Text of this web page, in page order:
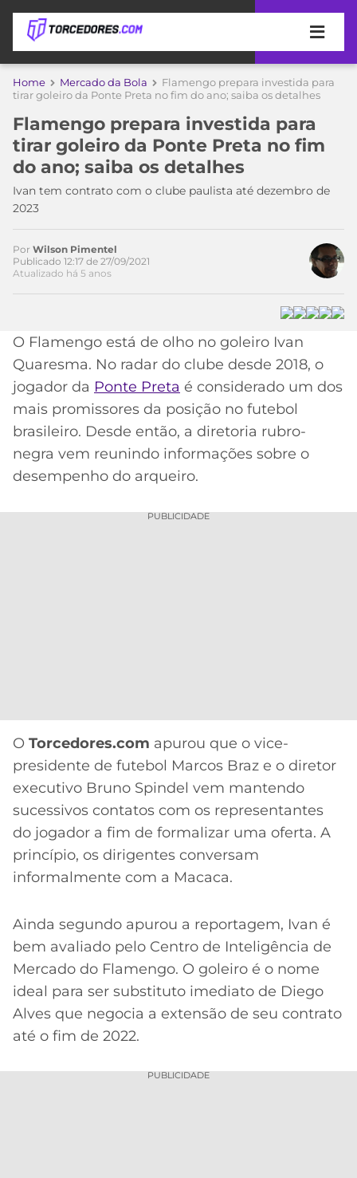
APOSTAS
DE
APOSTA
MELHORES
DE
APOSTAS
2026
BETBOOM
CÓDIGO
INDICAÇÃO
BET365
CÓDIGO
CASSINOS
ONLINE
2026
COPA
DO
MUNDO
TIMES
MEU
TIME
PALMEIRAS
CORINTHIANS
SÃO
SANTOS
GRÊMIO
ATLÉTICO
MG
CRUZEIRO
CAMPEONATOS
SÉRIE
LIBERTADORES
DO
BRASIL
LALIGA
ESPORTIVA
MERCADO
DA
BOLA
PALPITES
Home Mercado da Bola
Flamengo prepara investida para
tirar goleiro da Ponte Preta no fim do ano; saiba os detalhes
Flamengo prepara investida para
tirar goleiro da Ponte Preta no fim
do ano; saiba os detalhes
Ivan tem contrato com o clube paulista até dezembro de
2023
Acesse o perfil do autor
no Twitter
Por Wilson Pimentel
Publicado 12:17 de 27/09/2021
Atualizado há 5 anos
O Flamengo está de olho no goleiro Ivan
Quaresma. No radar do clube desde 2018, o
jogador da Ponte Preta é considerado um dos
mais promissores da posição no futebol
brasileiro. Desde então, a diretoria rubro-
negra vem reunindo informações sobre o
desempenho do arqueiro.
PUBLICIDADE
O Torcedores.com apurou que o vice-
presidente de futebol Marcos Braz e o diretor
executivo Bruno Spindel vem mantendo
sucessivos contatos com os representantes
do jogador a fim de formalizar uma oferta. A
princípio, os dirigentes conversam
informalmente com a Macaca.
Ainda segundo apurou a reportagem, Ivan é
bem avaliado pelo Centro de Inteligência de
Mercado do Flamengo. O goleiro é o nome
ideal para ser substituto imediato de Diego
Alves que negocia a extensão de seu contrato
até o fim de 2022.
PUBLICIDADE